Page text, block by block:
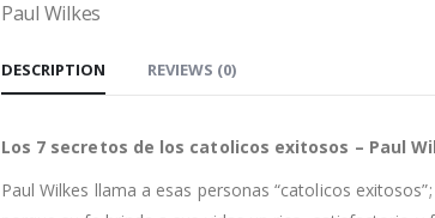
Paul Wilkes
DESCRIPTION REVIEWS (0)
Los 7 secretos de los catolicos exitosos – Paul
Paul Wilkes llama a esas personas “catolicos